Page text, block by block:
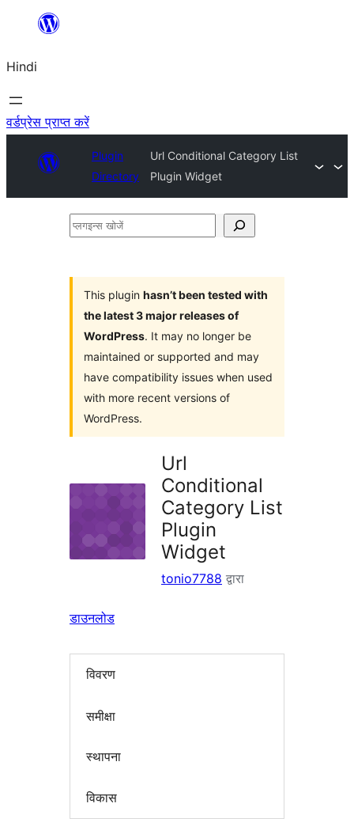
सामग्री
जाएं
Hindi
वर्डप्रेस प्राप्त करें
Plugin
Directory
Url Conditional Category List
Plugin Widget
प्लगइन्स
This plugin hasn’t been tested with
the latest 3 major releases of
WordPress. It may no longer be
maintained or supported and may
have compatibility issues when used
with more recent versions of
WordPress.
Url
Conditional
Category List
Plugin
Widget
tonio7788 द्वारा
डाउनलोड
विवरण
समीक्षा
स्थापना
विकास